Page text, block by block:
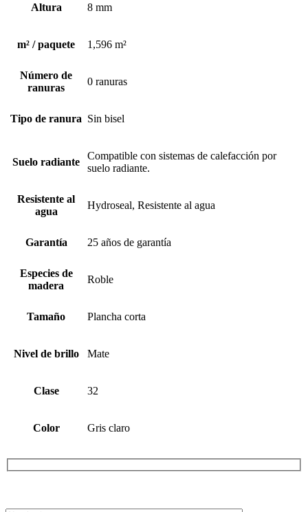
Altura 8 mm
m² / paquete 1,596 m²
Número de
ranuras
0 ranuras
Tipo de ranura Sin bisel
Suelo radiante
Compatible con sistemas de calefacción por
suelo radiante.
Resistente al
agua
Hydroseal, Resistente al agua
Garantía 25 años de garantía
Especies de
madera
Roble
Tamaño Plancha corta
Nivel de brillo Mate
Clase 32
Color Gris claro